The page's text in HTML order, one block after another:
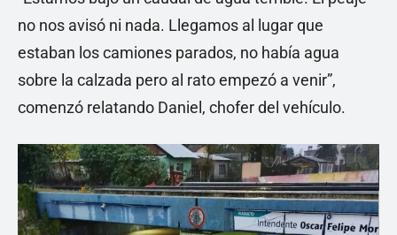
no nos avisó ni nada. Llegamos al lugar que
estaban los camiones parados, no había agua
sobre la calzada pero al rato empezó a venir”,
comenzó relatando Daniel, chofer del vehículo.